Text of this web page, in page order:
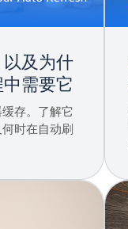
及为什
需要它
存。了解它
时在自动刷